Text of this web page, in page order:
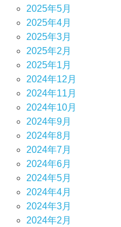
2025年5月
2025年4月
2025年3月
2025年2月
2025年1月
2024年12月
2024年11月
2024年10月
2024年9月
2024年8月
2024年7月
2024年6月
2024年5月
2024年4月
2024年3月
2024年2月